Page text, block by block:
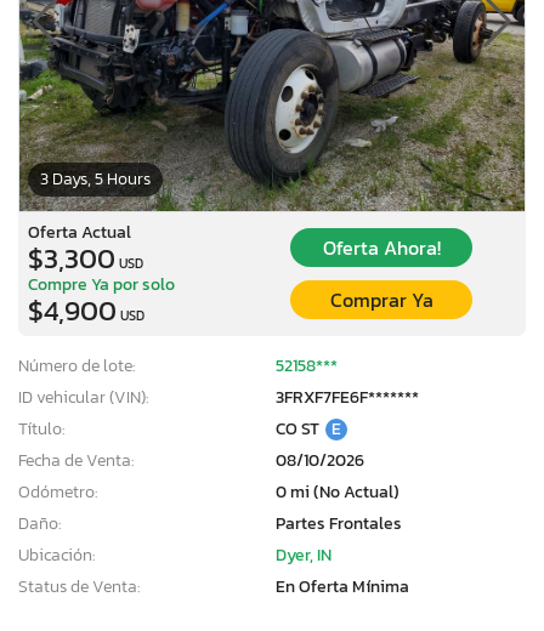
3 Days, 5 Hours
Oferta Actual
$3,300 USD
Oferta Ahora!
Compre Ya por solo
$4,900 USD
Comprar Ya
Número de lote:
52158***
ID vehicular (VIN):
3FRXF7FE6F*******
Título:
CO ST E
Fecha de Venta:
08/10/2026
Odómetro:
0 mi (No Actual)
Daño:
Partes Frontales
Ubicación:
Dyer, IN
Status de Venta:
En Oferta Mínima